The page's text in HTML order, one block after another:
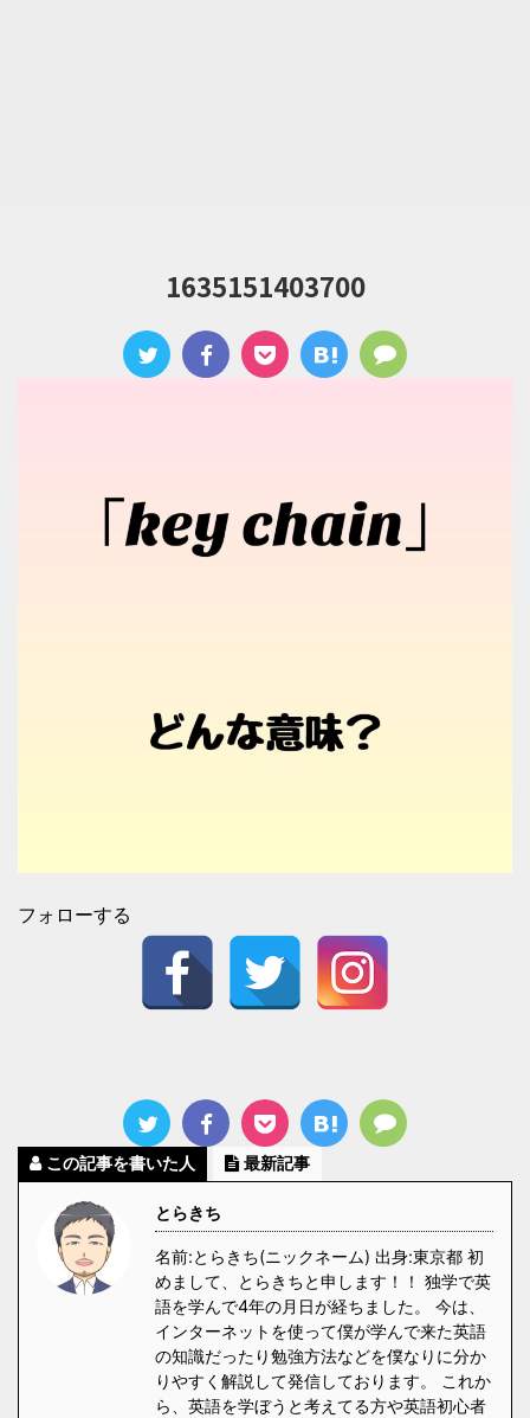
1635151403700
フォローする
この記事を書いた人 最新記事
とらきち
名前:とらきち(ニックネーム) 出身:東京都 初
めまして、とらきちと申します！！ 独学で英
語を学んで4年の月日が経ちました。 今は、
インターネットを使って僕が学んで来た英語
の知識だったり勉強方法などを僕なりに分か
りやすく解説して発信しております。 これか
ら、英語を学ぼうと考えてる方や英語初心者